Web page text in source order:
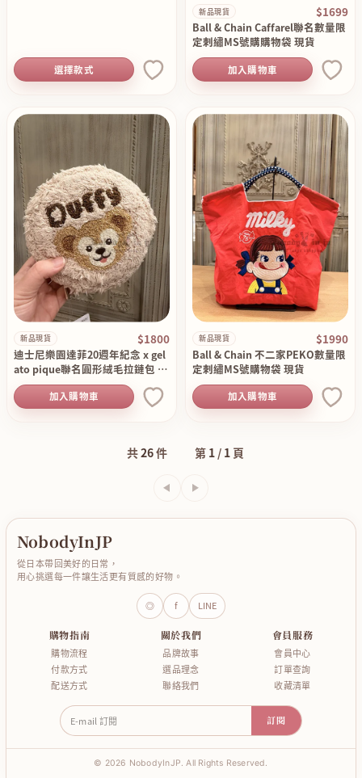
選擇款式
新品現貨 $1699
Ball & Chain Caffarel聯名數量限
定刺繡MS號購購物袋 現貨
加入購物車
新品現貨 $1800
迪士尼樂園達菲20週年紀念 x gel
ato pique聯名圓形絨毛拉鏈包 現
貨
加入購物車
新品現貨 $1990
Ball & Chain 不二家PEKO數量限
定刺繡MS號購物袋 現貨
加入購物車
共26件 第 1 / 1 頁
上一頁下一頁
NobodyInJP
從日本帶回美好的日常，
用心挑選每一件讓生活更有質感的好物。
◎ f LINE
購物指南
購物流程
付款方式
配送方式
關於我們
品牌故事
選品理念
聯絡我們
會員服務
會員中心
訂單查詢
收藏清單
E-mail 訂閱 訂閱
© 2026 NobodyInJP. All Rights Reserved.